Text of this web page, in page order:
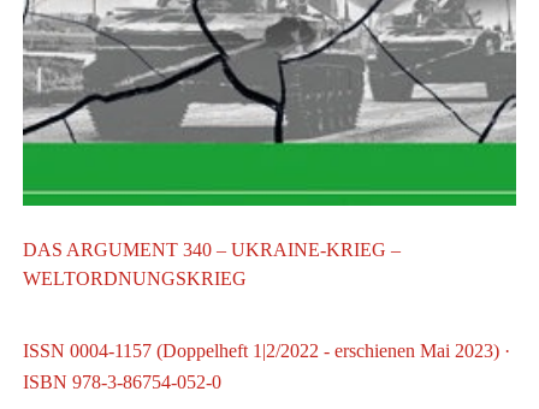
DAS ARGUMENT 340 – UKRAINE-KRIEG –
WELTORDNUNGSKRIEG
ISSN 0004-1157 (Doppelheft 1|2/2022 - erschienen Mai 2023) ·
ISBN 978-3-86754-052-0